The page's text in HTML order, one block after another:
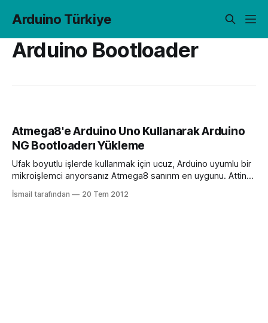
Arduino Türkiye
Arduino Bootloader
Atmega8'e Arduino Uno Kullanarak Arduino
NG Bootloaderı Yükleme
Ufak boyutlu işlerde kullanmak için ucuz, Arduino uyumlu bir
mikroişlemci arıyorsanız Atmega8 sanırım en uygunu. Attiny
serisine de bootloader yüklenebiliyor fakat Atmega8’den
tbiraz daha pahalılar ve daha az pine sahipler. Bu yazıda
İsmail tarafından 20 Tem 2012